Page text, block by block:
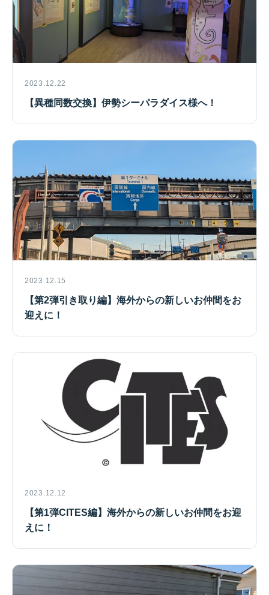
2023.12.22
【異種同数交換】伊勢シーパラダイス様へ！
2023.12.15
【第2弾引き取り編】海外からの新しいお仲間をお
迎えに！
2023.12.12
【第1弾CITES編】海外からの新しいお仲間をお迎
えに！